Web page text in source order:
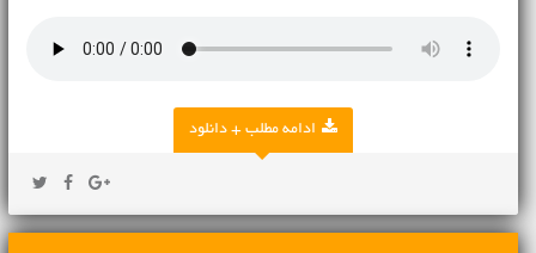
ادامه مطلب + دانلود